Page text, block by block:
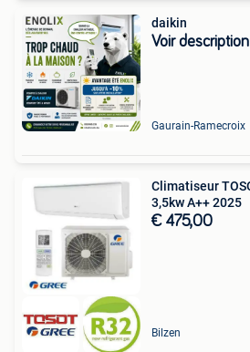
daikin
Voir description
Gaurain-Ramecroix
Climatiseur TOSOT By Gree - Unité fixe
3,5kw A++ 2025
€ 475,00
Bilzen